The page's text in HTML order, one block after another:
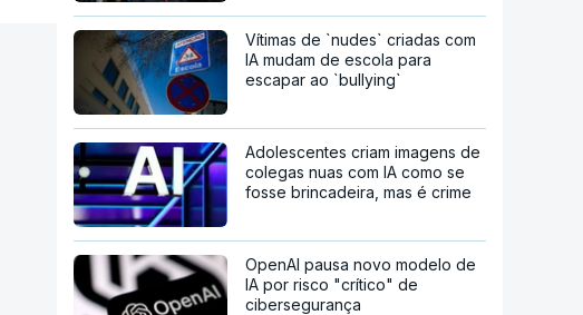
Vítimas de `nudes` criadas com
IA mudam de escola para
escapar ao `bullying`
Adolescentes criam imagens de
colegas nuas com IA como se
fosse brincadeira, mas é crime
OpenAI pausa novo modelo de
IA por risco "crítico" de
cibersegurança